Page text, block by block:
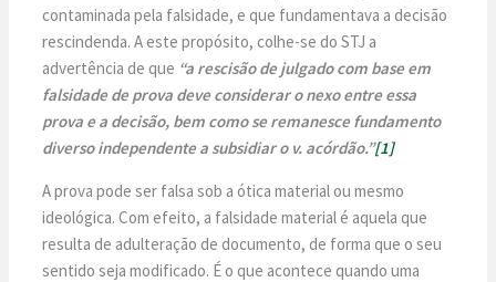
contaminada pela falsidade, e que fundamentava a decisão
rescindenda. A este propósito, colhe-se do STJ a
advertência de que “a rescisão de julgado com base em
falsidade de prova deve considerar o nexo entre essa
prova e a decisão, bem como se remanesce fundamento
diverso independente a subsidiar o v. acórdão.”[1]
A prova pode ser falsa sob a ótica material ou mesmo
ideológica. Com efeito, a falsidade material é aquela que
resulta de adulteração de documento, de forma que o seu
sentido seja modificado. É o que acontece quando uma